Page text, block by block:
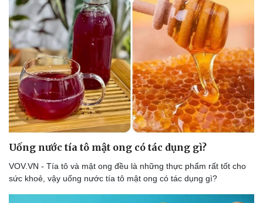
Uống nước tía tô mật ong có tác dụng gì?
VOV.VN - Tía tô và mật ong đều là những thực phẩm rất tốt cho
sức khoẻ, vậy uống nước tía tô mật ong có tác dụng gì?